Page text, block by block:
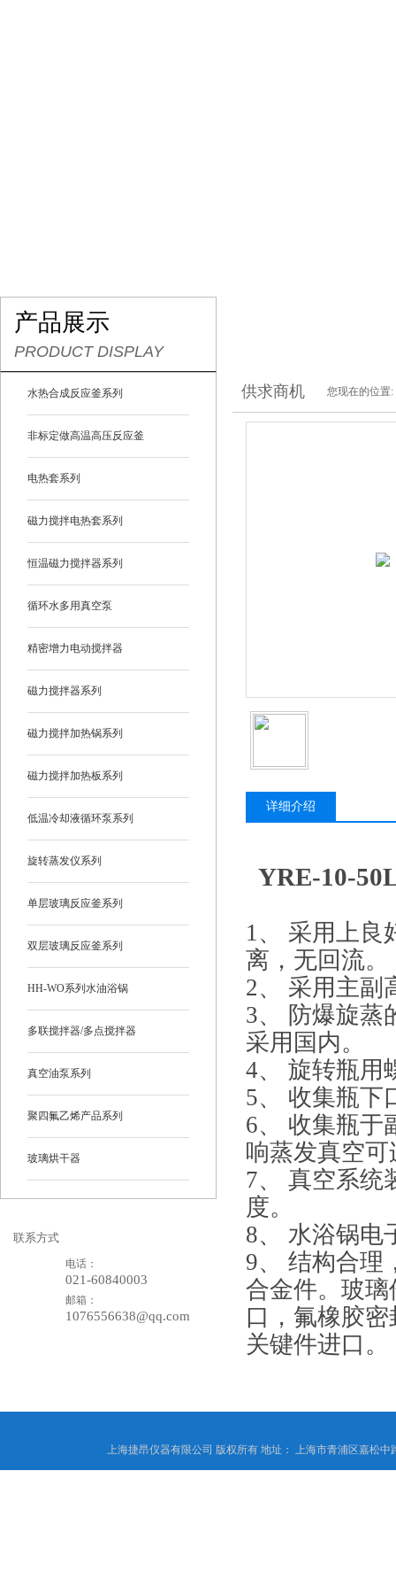
产品展示
PRODUCT DISPLAY
水热合成反应釜系列
非标定做高温高压反应釜
电热套系列
磁力搅拌电热套系列
恒温磁力搅拌器系列
循环水多用真空泵
精密增力电动搅拌器
磁力搅拌器系列
磁力搅拌加热锅系列
磁力搅拌加热板系列
低温冷却液循环泵系列
旋转蒸发仪系列
单层玻璃反应釜系列
双层玻璃反应釜系列
HH-WO系列水油浴锅
多联搅拌器/多点搅拌器
真空油泵系列
聚四氟乙烯产品系列
玻璃烘干器
联系方式
电话：
021-60840003
邮箱：
1076556638@qq.com
供求商机 您现在的位置:
详细介绍
YRE-10-
1、 采用上良
离，无回流。
2、 采用主副
3、 防爆旋蒸
采用国内。
4、 旋转瓶用
5、 收集瓶下
6、 收集瓶于
响蒸发真空
7、 真空系统
度。
8、 水浴锅电
9、 结构合理
合金件。玻
口，氟橡胶
关键件进口。
上海捷昂仪器有限公司 版权所有 地址： 上海市青浦区嘉松中